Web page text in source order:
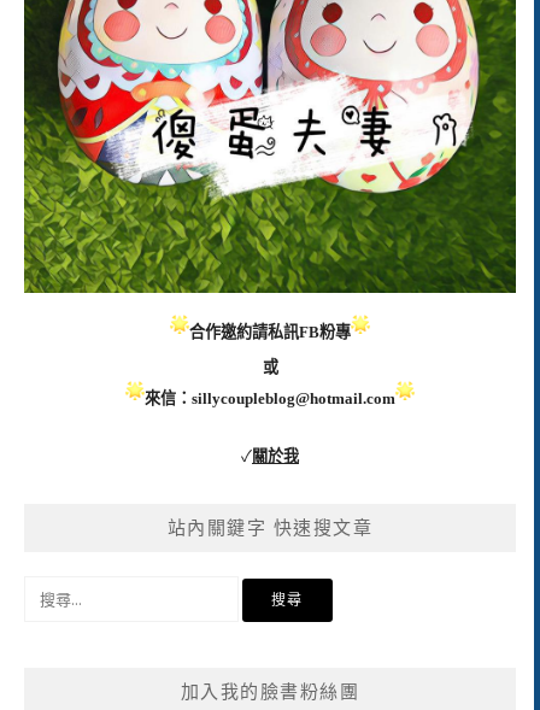
合作邀約請私訊FB粉專
或
來信： sillycoupleblog@hotmail.com
✓關於我
站內關鍵字 快速搜文章
加入我的臉書粉絲團